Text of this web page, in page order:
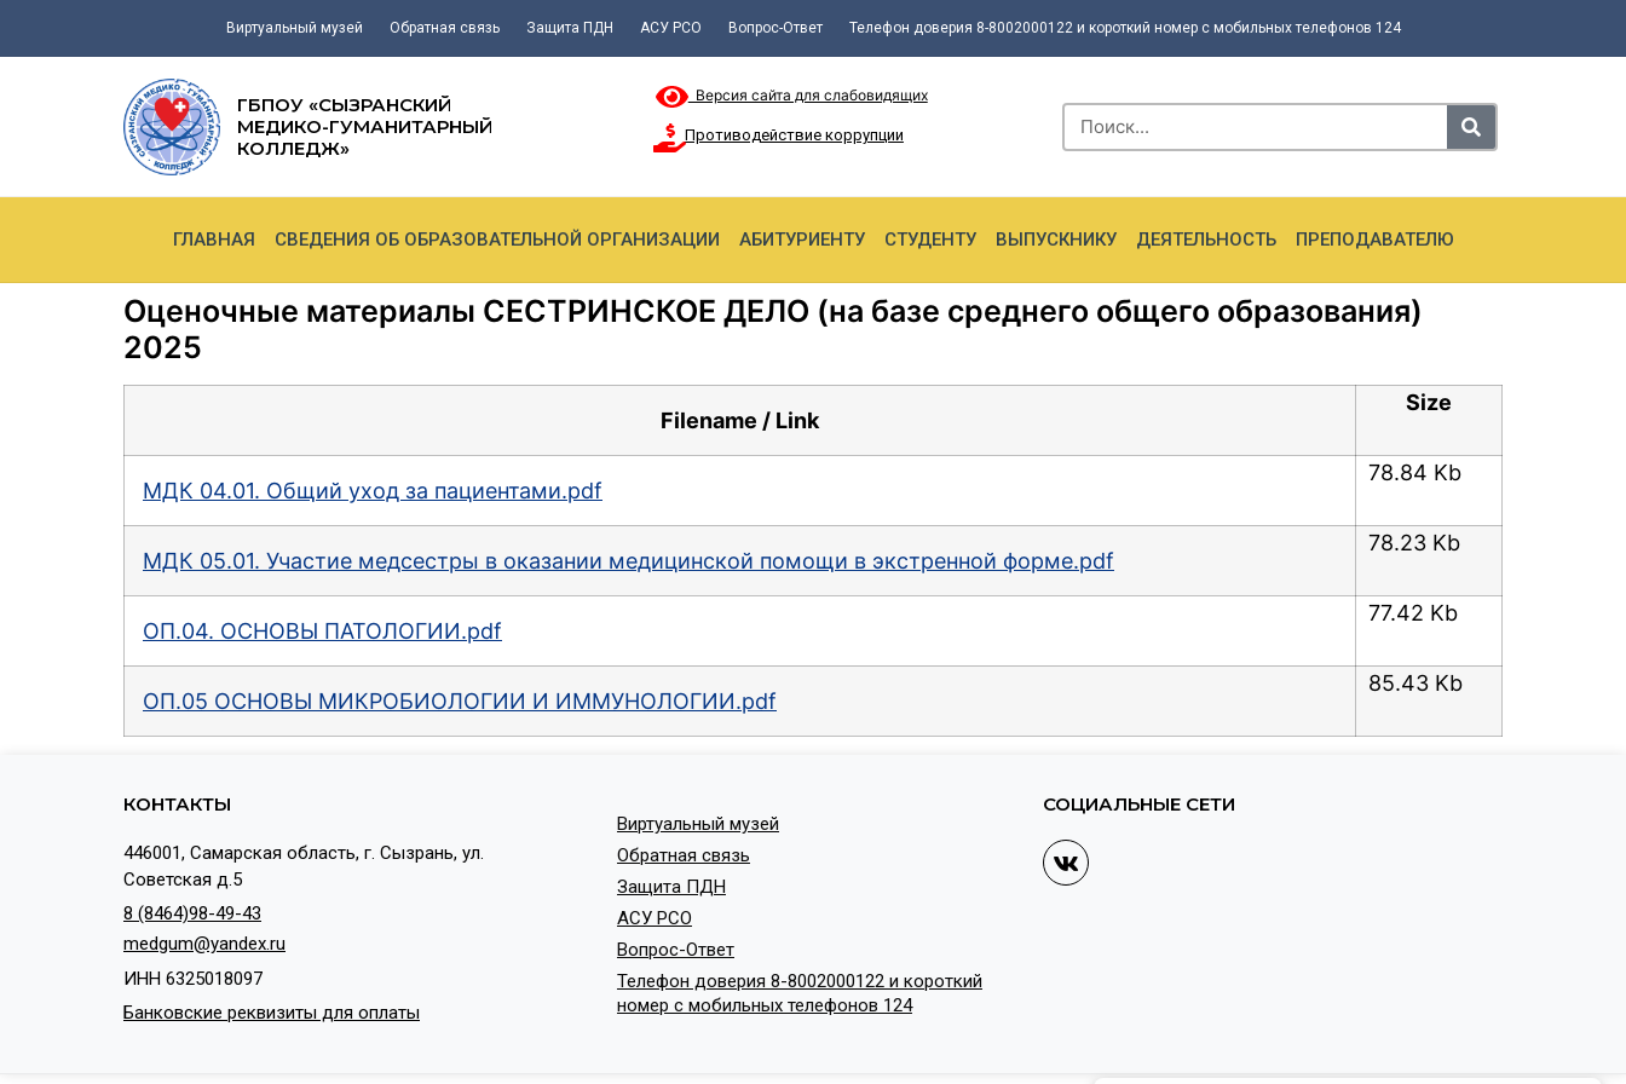
Виртуальный музей Обратная связь Защита ПДН АСУ РСО Вопрос-Ответ Телефон доверия 8-8002000122 и короткий номер с мобильных телефонов 124
ГБПОУ «СЫЗРАНСКИЙ
МЕДИКО-ГУМАНИТАРНЫЙ
КОЛЛЕДЖ»
Версия сайта для слабовидящих
Противодействие коррупции
ГЛАВНАЯ СВЕДЕНИЯ ОБ ОБРАЗОВАТЕЛЬНОЙ ОРГАНИЗАЦИИ АБИТУРИЕНТУ СТУДЕНТУ ВЫПУСКНИКУ ДЕЯТЕЛЬНОСТЬ ПРЕПОДАВАТЕЛЮ
Оценочные материалы СЕСТРИНСКОЕ ДЕЛО (на базе среднего общего образования)
2025
Filename / Link
Size
МДК 04.01. Общий уход за пациентами.pdf
78.84 Kb
МДК 05.01. Участие медсестры в оказании медицинской помощи в экстренной форме.pdf
78.23 Kb
ОП.04. ОСНОВЫ ПАТОЛОГИИ.pdf
77.42 Kb
ОП.05 ОСНОВЫ МИКРОБИОЛОГИИ И ИММУНОЛОГИИ.pdf
85.43 Kb
КОНТАКТЫ
446001, Самарская область, г. Сызрань, ул.
Советская д.5
8 (8464)98-49-43
medgum@yandex.ru
ИНН 6325018097
Банковские реквизиты для оплаты
Виртуальный музей
Обратная связь
Защита ПДН
АСУ РСО
Вопрос-Ответ
Телефон доверия 8-8002000122 и короткий
номер с мобильных телефонов 124
СОЦИАЛЬНЫЕ СЕТИ